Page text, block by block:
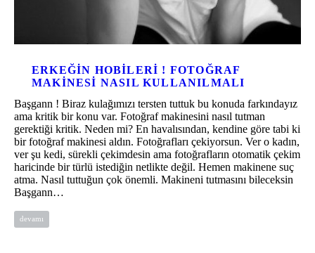
ERKEĞIN HOBILERI ! FOTOĞRAF
MAKINESI NASIL KULLANILMALI
Başgann ! Biraz kulağımızı tersten tuttuk bu konuda farkındayız
ama kritik bir konu var. Fotoğraf makinesini nasıl tutman
gerektiği kritik. Neden mi? En havalısından, kendine göre tabi ki
bir fotoğraf makinesi aldın. Fotoğrafları çekiyorsun. Ver o kadın,
ver şu kedi, sürekli çekimdesin ama fotoğrafların otomatik çekim
haricinde bir türlü istediğin netlikte değil. Hemen makinene suç
atma. Nasıl tuttuğun çok önemli. Makineni tutmasını bileceksin
Başgann…
devamı